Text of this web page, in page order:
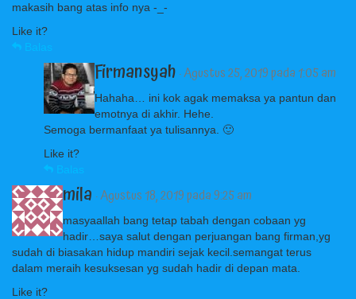
makasih bang atas info nya -_-
Like it?
Balas
Firmansyah· Agustus 25, 2019 pada 1:05 am
Hahaha… ini kok agak memaksa ya pantun dan
emotnya di akhir. Hehe.
Semoga bermanfaat ya tulisannya. 🙂
Like it?
Balas
mila · Agustus 18, 2019 pada 9:25 am
masyaallah bang tetap tabah dengan cobaan yg
hadir…saya salut dengan perjuangan bang firman,yg
sudah di biasakan hidup mandiri sejak kecil.semangat terus
dalam meraih kesuksesan yg sudah hadir di depan mata.
Like it?